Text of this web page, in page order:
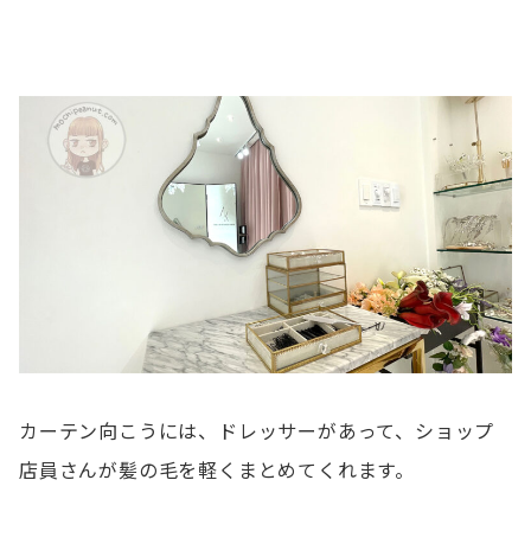
カーテン向こうには、ドレッサーがあって、ショップ
店員さんが髪の毛を軽くまとめてくれます。